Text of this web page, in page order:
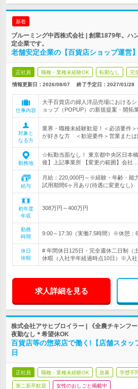
新着
ブルーミング中西株式会社 | 創業1879年。ハ
定企業です。
老舗安定企業の【百貨店ショップ運営
正社員 職種・業種未経験OK 転勤なし 完
情報更新日：2026/08/07 終了予定日： 2027/01/28
仕事内容
大手百貨店の婦人洋品売場における
ョップ（POPUP）の新規提案・開拓
対象と
なる方
業界・職種未経験歓迎！＜必須要件
が好きな方 ＜歓迎要件＞営業または
勤務地
☆転勤当面なし！ 東京都中央区日本
後】上記事業所 【変更の範囲】会社…
給与
月給：220,000円～※経験・年齢・能
試用期間6ヶ月あり(待遇に変更なし)
初年度
年収
308万円～400万円
勤務
時間
9:00～17:30（実働7.5時間）※休憩
休日
休暇
# 年間休日125日・完全週休二日制（
休暇（入社半年経過時点10日）※入社
求人詳細を見る
株式会社アサヒブロイラー | 《全農チキンフ
夜勤なし＊希望休OK
百貨店等の惣菜店で働く!【店舗スタッ
日
正社員 職種・業種未経験OK 急募 学歴不
第二新卒歓迎 女性のおしごと掲載中